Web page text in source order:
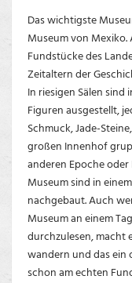
Das wichtigste
Museum von
Fundstücke des
Zeitaltern der
In riesigen Sälen
Figuren ausgestellt,
Schmuck, Jade-
großen Innenhof
anderen Epoche
Museum sind in
nachgebaut. Auch
Museum an einem
durchzulesen, macht
wandern und das ein
schon am echten